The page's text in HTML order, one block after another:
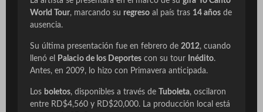
World Tour, marcando su regreso al país tras 14 años de
ausencia.
Su última presentación fue en febrero de 2012, cuando
llenó el
Palacio de los Deportes con su tour Inédito.
Antes, en 2009, lo hizo con Primavera anticipada.
Los boletos, disponibles a través de Tuboleta, oscilaron
entre RD$4,560 y RD$20,000. La producción local está